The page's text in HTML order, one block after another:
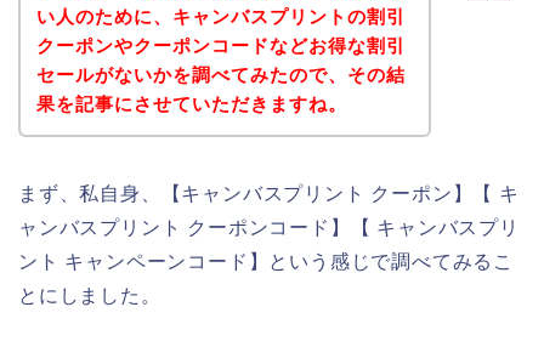
い人のために、キャンバスプリントの割引
クーポンやクーポンコードなどお得な割引
セールがないかを調べてみたので、その結
果を記事にさせていただきますね。
まず、私自身、【キャンバスプリント クーポン】【 キ
ャンバスプリント クーポンコード】【 キャンバスプリ
ント キャンペーンコード】という感じで調べてみるこ
とにしました。